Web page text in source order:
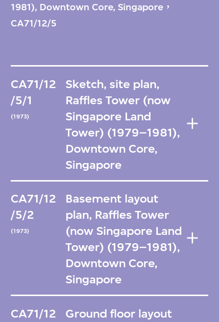
1981), Downtown Core, Singapore，
CA71/12/5
CA71/12
/5/1
(1973)
Sketch, site plan,
Raffles Tower (now
Singapore Land
Tower) (1979–1981),
Downtown Core,
Singapore
CA71/12
/5/2
(1973)
Basement layout
plan, Raffles Tower
(now Singapore Land
Tower) (1979–1981),
Downtown Core,
Singapore
CA71/12
Ground floor layout